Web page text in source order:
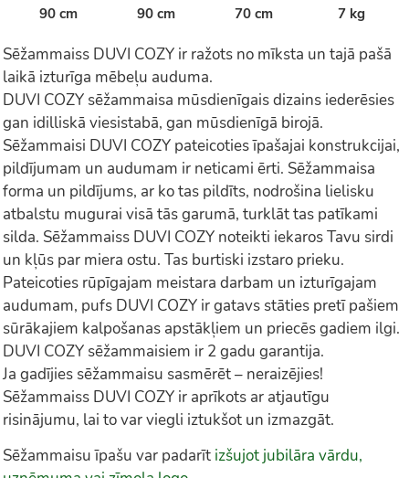
90 cm 90 cm 70 cm 7 kg
Sēžammaiss DUVI COZY ir ražots no mīksta un tajā pašā
laikā izturīga mēbeļu auduma.
DUVI COZY sēžammaisa mūsdienīgais dizains iederēsies
gan idilliskā viesistabā, gan mūsdienīgā birojā.
Sēžammaisi DUVI COZY pateicoties īpašajai konstrukcijai,
pildījumam un audumam ir neticami ērti. Sēžammaisa
forma un pildījums, ar ko tas pildīts, nodrošina lielisku
atbalstu mugurai visā tās garumā, turklāt tas patīkami
silda. Sēžammaiss DUVI COZY noteikti iekaros Tavu sirdi
un kļūs par miera ostu. Tas burtiski izstaro prieku.
Pateicoties rūpīgajam meistara darbam un izturīgajam
audumam, pufs DUVI COZY ir gatavs stāties pretī pašiem
sūrākajiem kalpošanas apstākļiem un priecēs gadiem ilgi.
DUVI COZY sēžammaisiem ir 2 gadu garantija.
Ja gadījies sēžammaisu sasmērēt – neraizējies!
Sēžammaiss DUVI COZY ir aprīkots ar atjautīgu
risinājumu, lai to var viegli iztukšot un izmazgāt.
Sēžammaisu īpašu var padarīt izšujot jubilāra vārdu,